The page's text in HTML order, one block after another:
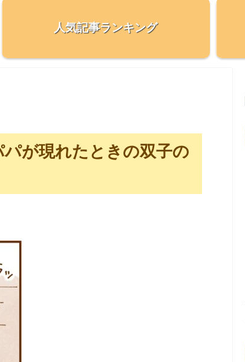
人気記事ランキング
パが現れたときの双子の